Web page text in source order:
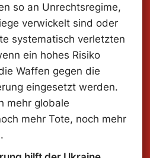
so an Unrechtsregime,
verwickelt sind oder
systematisch verletzten
ein hohes Risiko
Waffen gegen die
eingesetzt werden.
mehr globale
mehr Tote, noch mehr